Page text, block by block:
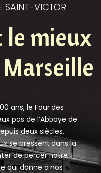
SAINT-VICTOR
le mieux
ans, le Four des
pas de l’Abbaye de
deux siècles,
se pressent dans la
de percer notre
qui donne à nos